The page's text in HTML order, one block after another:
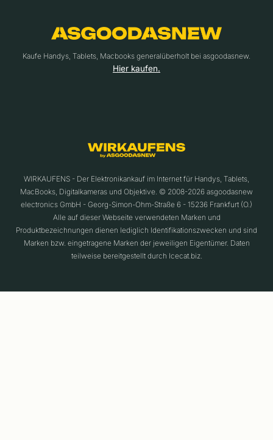
Kaufe Handys, Tablets, Macbooks generalüberholt bei asgoodasnew.
Hier kaufen.
WIRKAUFENS - Der Elektronikankauf im Internet für Handys, Tablets,
MacBooks, Digitalkameras und Objektive. © 2008-2026 asgoodasnew
electronics GmbH - Georg-Simon-Ohm-Straße 6 - 15236 Frankfurt (O.)
Alle auf dieser Webseite verwendeten Marken und
Produktbezeichnungen dienen lediglich Identifikationszwecken und sind
Marken bzw. eingetragene Marken der jeweiligen Eigentümer. Daten
teilweise bereitgestellt durch Icecat.biz.